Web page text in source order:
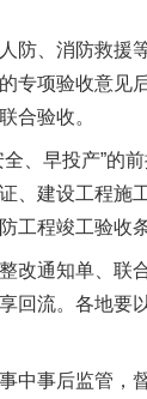
、消防救援
专项验收意见
合验收。
早投产”的
、建设工程施
工程竣工验收条
通知单、联
回流。各地要
事后监管，